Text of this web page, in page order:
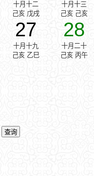
十月十二
己亥 戊戌
十月十三
己亥 己亥
27
十月十九
己亥 乙巳
28
十月二十
己亥 丙午